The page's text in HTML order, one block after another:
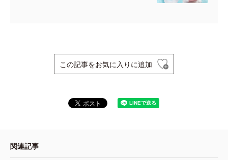
この記事をお気に入りに追加
関連記事